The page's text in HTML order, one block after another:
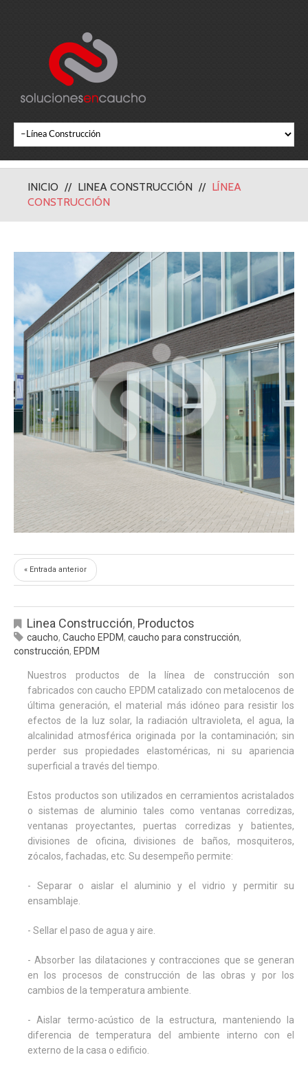
INICIO LINEA CONSTRUCCIÓN
LÍNEA
CONSTRUCCIÓN
« Entrada anterior
Linea Construcción, Productos
caucho, Caucho EPDM, caucho para construcción,
construcción, EPDM
Nuestros productos de la línea de construcción son
fabricados con caucho EPDM catalizado con metalocenos de
última generación, el material más idóneo para resistir los
efectos de la luz solar, la radiación ultravioleta, el agua, la
alcalinidad atmosférica originada por la contaminación; sin
perder sus propiedades elastoméricas, ni su apariencia
superficial a través del tiempo.
Estos productos son utilizados en cerramientos acristalados
o sistemas de aluminio tales como ventanas corredizas,
ventanas proyectantes, puertas corredizas y batientes,
divisiones de oficina, divisiones de baños, mosquiteros,
zócalos, fachadas, etc. Su desempeño permite:
- Separar o aislar el aluminio y el vidrio y permitir su
ensamblaje.
- Sellar el paso de agua y aire.
- Absorber las dilataciones y contracciones que se generan
en los procesos de construcción de las obras y por los
cambios de la temperatura ambiente.
- Aislar termo-acústico de la estructura, manteniendo la
diferencia de temperatura del ambiente interno con el
externo de la casa o edificio.